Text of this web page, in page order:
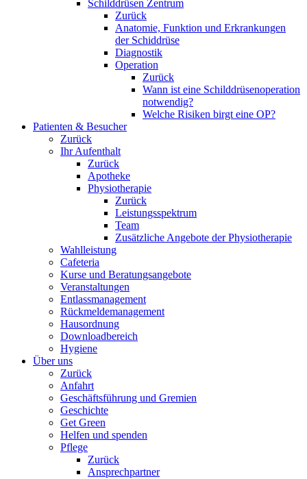
Schilddrüsen Zentrum
Zurück
Anatomie, Funktion und Erkrankungen
der Schiddrüse
Diagnostik
Operation
Zurück
Wann ist eine Schilddrüsenoperation
notwendig?
Welche Risiken birgt eine OP?
Patienten & Besucher
Zurück
Ihr Aufenthalt
Zurück
Apotheke
Physiotherapie
Zurück
Leistungsspektrum
Team
Zusätzliche Angebote der Physiotherapie
Wahlleistung
Cafeteria
Kurse und Beratungsangebote
Veranstaltungen
Entlassmanagement
Rückmeldemanagement
Hausordnung
Downloadbereich
Hygiene
Über uns
Zurück
Anfahrt
Geschäftsführung und Gremien
Geschichte
Get Green
Helfen und spenden
Pflege
Zurück
Ansprechpartner